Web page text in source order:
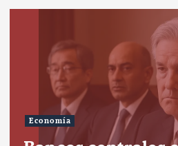
Economía